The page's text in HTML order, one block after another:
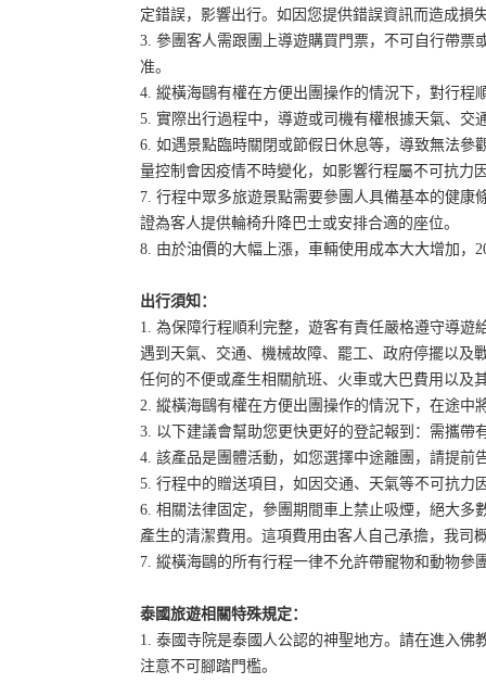
定錯誤，影響出行。如因您提供錯誤資訊而造成損
3. 參團客人需跟團上導遊購買門票，不可自行帶票
准。
4. 縱橫海鷗有權在方便出團操作的情況下，對行
5. 實際出行過程中，導遊或司機有權根據天氣、
6. 如遇景點臨時關閉或節假日休息等，導致無法
量控制會因疫情不時變化，如影響行程屬不可抗力
7. 行程中眾多旅遊景點需要參團人具備基本的健
證為客人提供輪椅升降巴士或安排合適的座位。
8. 由於油價的大幅上漲，車輛使用成本大大增加，
出行須知：
1. 為保障行程順利完整，遊客有責任嚴格遵守導
遇到天氣、交通、機械故障、罷工、政府停擺以及
任何的不便或產生相關航班、火車或大巴費用以及
2. 縱橫海鷗有權在方便出團操作的情況下，在途
3. 以下建議會幫助您更快更好的登記報到：需攜
4. 該產品是團體活動，如您選擇中途離團，請提
5. 行程中的贈送項目，如因交通、天氣等不可抗
6. 相關法律固定，參團期間車上禁止吸煙，絕大
產生的清潔費用。這項費用由客人自己承擔，我司
7. 縱橫海鷗的所有行程一律不允許帶寵物和動物參
泰國旅遊相關特殊規定：
1. 泰國寺院是泰國人公認的神聖地方。請在進入
注意不可腳踏門檻。